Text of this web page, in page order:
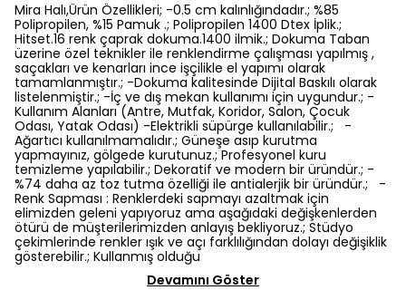
Mira Halı,Ürün Özellikleri; -0.5 cm kalınlığındadır.; %85
Polipropilen, %15 Pamuk .; Polipropilen 1400 Dtex İplik.;
Hitset.16 renk çaprak dokuma.1400 ilmik.; Dokuma Taban
üzerine özel teknikler ile renklendirme çalışması yapılmış ,
saçakları ve kenarları ince işçilikle el yapımı olarak
tamamlanmıştır.; -Dokuma kalitesinde Dijital Baskılı olarak
listelenmiştir.; -İç ve dış mekan kullanımı için uygundur.; -
Kullanım Alanları (Antre, Mutfak, Koridor, Salon, Çocuk
Odası, Yatak Odası) -Elektrikli süpürge kullanılabilir.; -
Ağartıcı kullanılmamalıdır.; Güneşe asıp kurutma
yapmayınız, gölgede kurutunuz.; Profesyonel kuru
temizleme yapılabilir.; Dekoratif ve modern bir üründür.; -
%74 daha az toz tutma özelliği ile antialerjik bir üründür.; -
Renk Sapması : Renklerdeki sapmayı azaltmak için
elimizden geleni yapıyoruz ama aşağıdaki değişkenlerden
ötürü de müşterilerimizden anlayış bekliyoruz.; Stüdyo
çekimlerinde renkler ışık ve açı farklılığından dolayı değişiklik
gösterebilir.; Kullanmış olduğu
Devamını Göster